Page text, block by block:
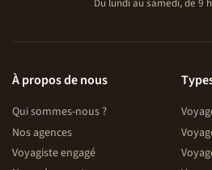
Du lundi au samedi, de 9
À propos de nous
Qui sommes-nous ?
Nos agences
Voyagiste engagé